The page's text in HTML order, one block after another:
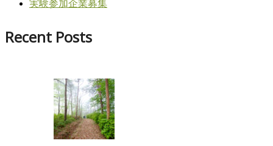
実験参加企業募集
Recent Posts